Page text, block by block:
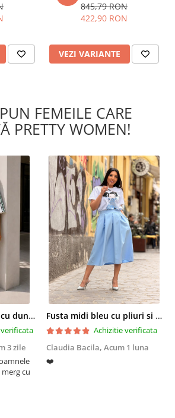
845,79 RON
422,90 RON
VEZI VARIANTE
FEMEILE CARE
PRETTY WOMEN!
Compleu dama alb cu dungi laterale in nuante de verde si negru
3 zile
cu
Fusta midi bleu cu pliuri si buzunare
Achizitie verificata
Claudia Bacila, Acum 1 luna
❤️